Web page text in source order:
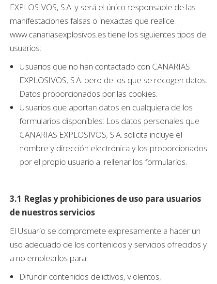
EXPLOSIVOS, S.A. y será el único responsable de las
manifestaciones falsas o inexactas que realice.
www.canariasexplosivos.es tiene los siguientes tipos de
usuarios:
Usuarios que no han contactado con CANARIAS
EXPLOSIVOS, S.A. pero de los que se recogen datos:
Datos proporcionados por las cookies.
Usuarios que aportan datos en cualquiera de los
formularios disponibles: Los datos personales que
CANARIAS EXPLOSIVOS, S.A. solicita incluye el
nombre y dirección electrónica y los proporcionados
por el propio usuario al rellenar los formularios.
3.1 Reglas y prohibiciones de uso para usuarios
de nuestros servicios
El Usuario se compromete expresamente a hacer un
uso adecuado de los contenidos y servicios ofrecidos y
a no emplearlos para:
Difundir contenidos delictivos, violentos,